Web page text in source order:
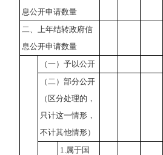
息公开申请数量
二、上年结转政府信
息公开申请数量
（一）予以公开
（二）部分公开
（区分处理的，
只计这一情形，
不计其他情形）
1.属于国